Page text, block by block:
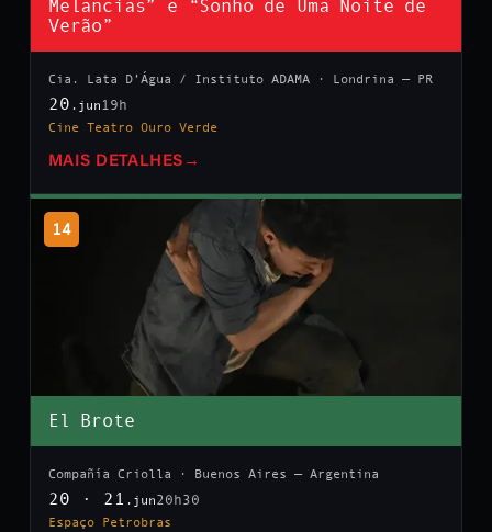
Melancias” e “Sonho de Uma Noite de
Verão”
Cia. Lata D’Água / Instituto ADAMA · Londrina — PR
20 .jun 19h
Cine Teatro Ouro Verde
MAIS DETALHES →
14
El Brote
Compañía Criolla · Buenos Aires — Argentina
20 · 21 .jun20h30
Espaço Petrobras